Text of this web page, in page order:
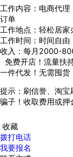
工作内容：电商代
订单
工作地点：轻松居家
工作时间：时间自由
收入：每月2000-
免费开店！流量扶
一件代发！无需囤
提示：刷信誉、淘
骗子！收取费用或押
收藏
拨打电话
我要报名